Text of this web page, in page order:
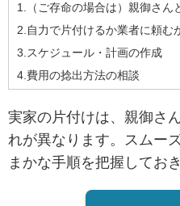
1.（ご存命の場合は）親御さん
2.自力で片付けるか業者に頼む
3.スケジュール・計画の作成
4.費用の捻出方法の相談
実家の片付けは、親御さ
れが異なります。スムー
まかな手順を把握してお